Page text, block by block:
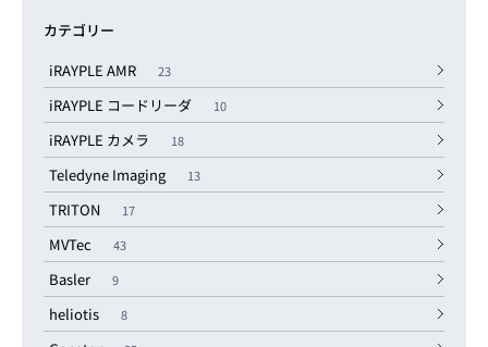
カテゴリー
iRAYPLE AMR
23
iRAYPLE コードリーダ 10
iRAYPLE カメラ 18
Teledyne Imaging 13
TRITON 17
MVTec 43
Basler 9
heliotis 8